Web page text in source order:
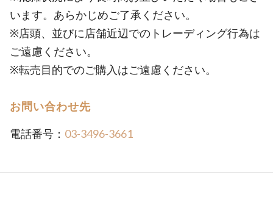
います。あらかじめご了承ください。
※店頭、並びに店舗近辺でのトレーディング行為は
ご遠慮ください。
※転売目的でのご購入はご遠慮ください。
お問い合わせ先
電話番号： 03-3496-3661